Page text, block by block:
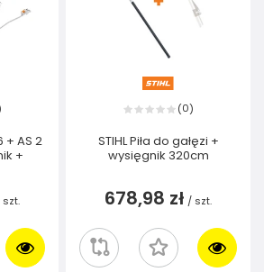
+ AS 2
+
szt.
(0)
STIHL Piła do gałęzi +
wysięgnik 320cm
678,98 zł / szt.